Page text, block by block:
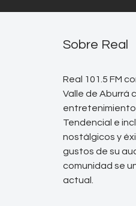
Sobre Real
Real 101.5 FM
Valle de Aburrá
entretenimiento
Tendencial e
nostálgicos y
gustos de su
comunidad se
actual.